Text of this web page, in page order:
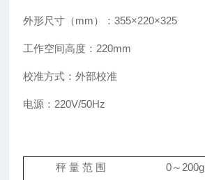
外形尺寸（mm）：355×220×325
工作空间高度：220mm
校准方式：外部校准
电源：220V/50Hz
秤 量 范 围 0～ 200g